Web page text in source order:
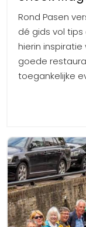
Rond Pasen
dé gids vol
hierin inspiratie
goede
toegankelijke